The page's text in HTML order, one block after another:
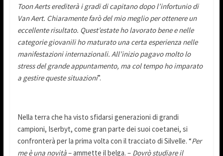
Toon Aerts erediterà i gradi di capitano dopo l’infortunio di
Van Aert. Chiaramente farò del mio meglio per ottenere un
eccellente risultato. Quest’estate ho lavorato bene e nelle
categorie giovanili ho maturato una certa esperienza nelle
manifestazioni internazionali. All’inizio pagavo molto lo
stress del grande appuntamento, ma col tempo ho imparato
a gestire queste situazioni”.
Nella terra che ha visto sfidarsi generazioni di grandi
campioni, Iserbyt, come gran parte dei suoi coetanei, si
confronterà per la prima volta con il tracciato di Silvelle. “Per
me è una novità– ammette il belga. – Dovrò studiare il